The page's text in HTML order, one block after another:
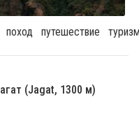
Поход Путешествие
(Jagat, 1300 м)